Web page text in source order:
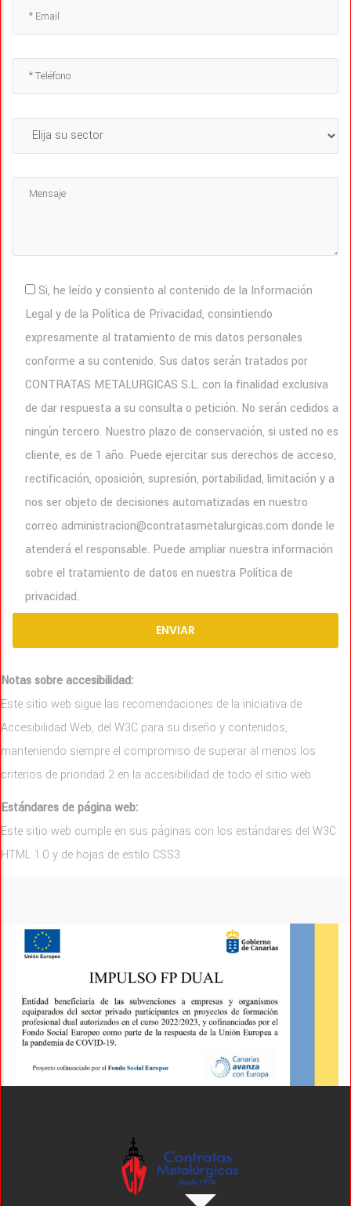
Si, he leído y consiento al contenido de la Información
Legal y de la Política de Privacidad, consintiendo
expresamente al tratamiento de mis datos personales
conforme a su contenido. Sus datos serán tratados por
CONTRATAS METALURGICAS S.L. con la finalidad exclusiva
de dar respuesta a su consulta o petición. No serán cedidos a
ningún tercero. Nuestro plazo de conservación, si usted no es
cliente, es de 1 año. Puede ejercitar sus derechos de acceso,
rectificación, oposición, supresión, portabilidad, limitación y a
nos ser objeto de decisiones automatizadas en nuestro
correo administracion@contratasmetalurgicas.com donde le
atenderá el responsable. Puede ampliar nuestra información
sobre el tratamiento de datos en nuestra Política de
privacidad.
Notas sobre accesibilidad:
Este sitio web sigue las recomendaciones de la iniciativa de
Accesibilidad Web, del W3C para su diseño y contenidos,
manteniendo siempre el compromiso de superar al menos los
criterios de prioridad 2 en la accesibilidad de todo el sitio web.
Estándares de página web:
Este sitio web cumple en sus páginas con los estándares del W3C
HTML 1.0 y de hojas de estilo CSS3.